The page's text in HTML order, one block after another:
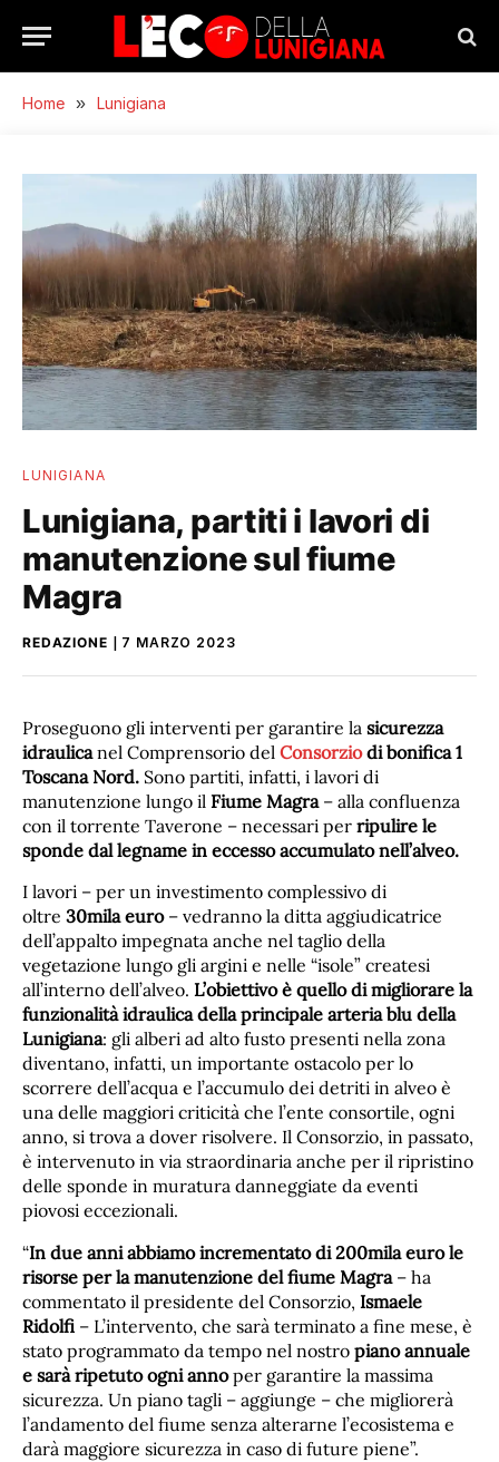
Home » Lunigiana
LUNIGIANA
Lunigiana, partiti i lavori di
manutenzione sul fiume
Magra
REDAZIONE 7 MARZO 2023
Proseguono gli interventi per garantire la sicurezza
idraulicanel Comprensorio del Consorziodi bonifica 1
Toscana Nord. Sono partiti, infatti, i lavori di
manutenzione lungo il Fiume Magra– alla confluenza
con il torrente Taverone – necessari per ripulire le
sponde dal legname in eccesso accumulato nell’alveo.
I lavori – per un investimento complessivo di
oltre 30mila euro– vedranno la ditta aggiudicatrice
dell’appalto impegnata anche nel taglio della
vegetazione lungo gli argini e nelle “isole” createsi
all’interno dell’alveo. L’obiettivo è quello di migliorare la
funzionalità idraulica della principale arteria blu della
Lunigiana: gli alberi ad alto fusto presenti nella zona
diventano, infatti, un importante ostacolo per lo
scorrere dell’acqua e l’accumulo dei detriti in alveo è
una delle maggiori criticità che l’ente consortile, ogni
anno, si trova a dover risolvere. Il Consorzio, in passato,
è intervenuto in via straordinaria anche per il ripristino
delle sponde in muratura danneggiate da eventi
piovosi eccezionali.
“In due anni abbiamo incrementato di 200mila euro le
risorse per la manutenzione del fiume Magra– ha
commentato il presidente del Consorzio, Ismaele
Ridolfi – L’intervento, che sarà terminato a fine mese, è
stato programmato da tempo nel nostro piano annuale
e sarà ripetuto ogni annoper garantire la massima
sicurezza. Un piano tagli – aggiunge – che migliorerà
l’andamento del fiume senza alterarne l’ecosistema e
darà maggiore sicurezza in caso di future piene”.